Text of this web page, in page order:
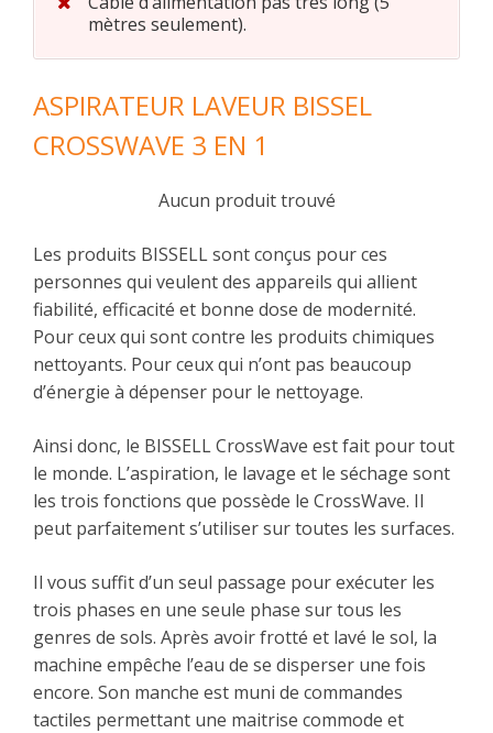
mètres seulement).
ASPIRATEUR LAVEUR BISSEL
CROSSWAVE 3 EN 1
Aucun produit trouvé
Les produits BISSELL sont conçus pour ces
personnes qui veulent des appareils qui allient
fiabilité, efficacité et bonne dose de modernité.
Pour ceux qui sont contre les produits chimiques
nettoyants. Pour ceux qui n’ont pas beaucoup
d’énergie à dépenser pour le nettoyage.
Ainsi donc, le BISSELL CrossWave est fait pour tout
le monde. L’aspiration, le lavage et le séchage sont
les trois fonctions que possède le CrossWave. Il
peut parfaitement s’utiliser sur toutes les surfaces.
Il vous suffit d’un seul passage pour exécuter les
trois phases en une seule phase sur tous les
genres de sols. Après avoir frotté et lavé le sol, la
machine empêche l’eau de se disperser une fois
encore. Son manche est muni de commandes
tactiles permettant une maitrise commode et